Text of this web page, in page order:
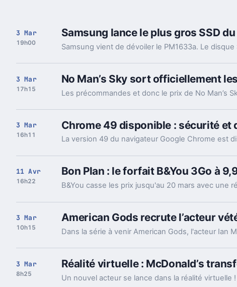
3 Mar
19h00
Samsung lance le plus gros SSD
3 Mar
17h15
No Man’s Sky sort officiellement
3 Mar
16h11
Chrome 49 disponible : sécurité et
11 Avr
16h22
Bon Plan : le forfait B&You 3Go à
3 Mar
10h15
American Gods recrute l’acteur
3 Mar
8h25
Réalité virtuelle : McDonald’s